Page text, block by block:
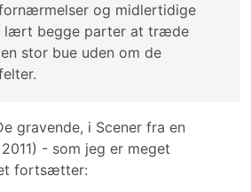
og midlertidige
lært begge parter at træde
stor bue uden om de
gravende, i Scener fra en
- som jeg er meget
fortsætter: